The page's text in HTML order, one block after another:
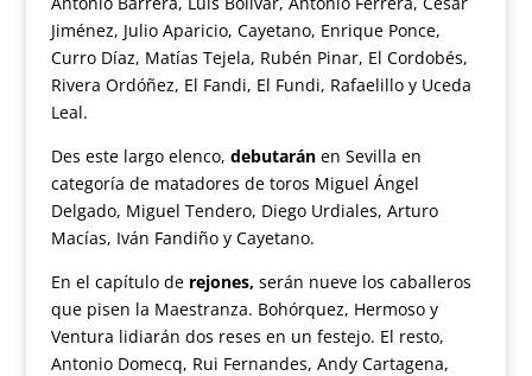
Jiménez, Julio Aparicio, Cayetano, Enrique Ponce,
Curro Díaz, Matías Tejela, Rubén Pinar, El Cordobés,
Rivera Ordóñez, El Fandi, El Fundi, Rafaelillo y Uceda
Leal.
Des este largo elenco, debutarán en Sevilla en
categoría de matadores de toros Miguel Ángel
Delgado, Miguel Tendero, Diego Urdiales, Arturo
Macías, Iván Fandiño y Cayetano.
En el capítulo de rejones, serán nueve los caballeros
que pisen la Maestranza. Bohórquez, Hermoso y
Ventura lidiarán dos reses en un festejo. El resto,
Antonio Domecq, Rui Fernandes, Andy Cartagena,